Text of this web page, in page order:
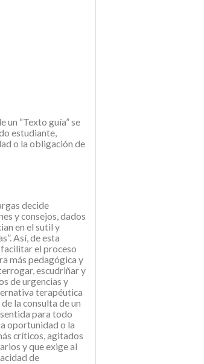
un “Texto guía” se
estudiante,
o la obligación de
decide
y consejos, dados
en el sutil y
Así, de esta
el proceso
más pedagógica y
escudriñar y
de urgencias y
terapéutica
la consulta de un
para todo
oportunidad o la
críticos, agitados
y que exige al
de